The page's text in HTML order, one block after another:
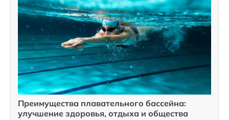
Преимущества плавательного бассейна:
улучшение здоровья, отдыха и общества